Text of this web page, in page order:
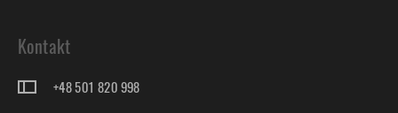
Kontakt
+48 501 820 998